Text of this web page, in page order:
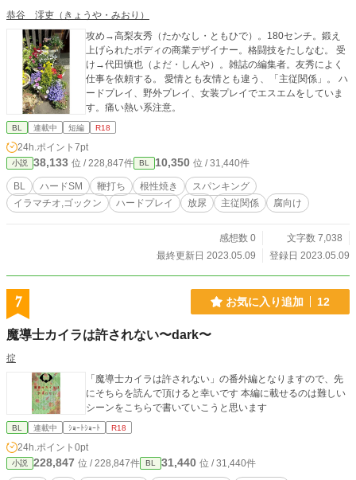
恭谷 澪吏（きょうや・みおり）
攻め→高梨友秀（たかなし・ともひで）。180センチ。鍛え
上げられたボディの商業デザイナー。格闘技をたしなむ。 受
け→代田慎也（よだ・しんや）。雑誌の編集者。友秀によく
仕事を依頼する。 愛情とも友情とも違う、「主従関係」。 ハ
ードプレイ、野外プレイ、女装プレイでエスエムをしていま
す。痛い熱い系注意。
BL 連載中 短編 R18
24h.ポイント 7pt
小説 38,133 位 / 228,847件 BL 10,350 位 / 31,440件
BL ハードSM 鞭打ち 根性焼き
スパンキング
イラマチオ,ゴックン
ハードプレイ 放尿 主従関係 腐向け
感想数 0
文字数 7,038
最終更新日 2023.05.09
登録日 2023.05.09
7 お気に入り追加 12
魔導士カイラは許されない〜dark〜
掟
「魔導士カイラは許されない」の番外編となりますので、先
にそちらを読んで頂けると幸いです 本編に載せるのは難しい
シーンをこちらで書いていこうと思います
BL 連載中 ｼｮｰﾄｼｮｰﾄ R18
24h.ポイント 0pt
小説 228,847 位 / 228,847件 BL 31,440 位 / 31,440件